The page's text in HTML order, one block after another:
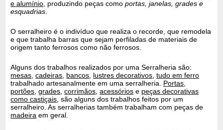
e alumínio , produzindo peças comoportas, janelas, grades e
esquadrias
O serralheiro é o indivíduo que realiza o recorde, que remodela
e que trabalha barras que sejam perfiladas de materiais de
origem tanto ferrosos como não ferrosos.
Alguns dos trabalhos realizados por uma Serralheria são:
mesas ,cadeiras bancos lustres decorativos ,tudo em ferro
trabalhado artesanalmente em uma serralheria. Portas
portões ,grades ,corrimãos ,acessórios e peças decorativas
como castiçais , são alguns dos trabalhos feitos por um
serralheiro. As serralherias também trabalham com peças de
madeira em geral.